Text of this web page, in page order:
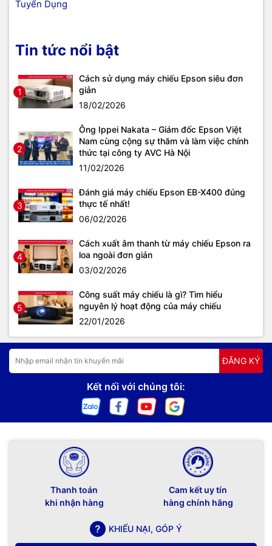
Tuyển Dụng
Tin tức nổi bật
1
Cách sử dụng máy chiếu Epson siêu đơn
giản
18/02/2026
2
Ông Ippei Nakata – Giám đốc Epson Việt
Nam cùng cộng sự thăm và làm việc chính
thức tại công ty AVC Hà Nội
11/02/2026
3
Đánh giá máy chiếu Epson EB-X400 đúng
thực tế nhất!
06/02/2026
4
Cách xuất âm thanh từ máy chiếu Epson ra
loa ngoài đơn giản
03/02/2026
5
Công suất máy chiếu là gì? Tìm hiểu
nguyên lý hoạt động của máy chiếu
22/01/2026
ĐĂNG KÝ
Kết nối với chúng tôi:
Thanh toán
khi nhận hàng
Cam kết uy tín
hàng chính hãng
KHIẾU NẠI, GÓP Ý